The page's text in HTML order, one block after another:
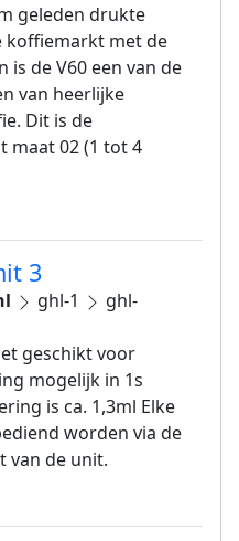
geleden drukte
koffiemarkt met de
is de V60 een van de
van heerlijke
Dit is de
maat 02 (1 tot 4
3
ghl-1
ghl-
geschikt voor
mogelijk in 1s
is ca. 1,3ml Elke
worden via de
van de unit.